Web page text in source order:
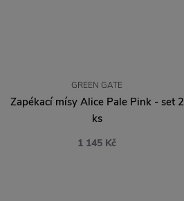
GREEN GATE
Zapékací mísy Alice Pale Pink - set 2
ks
1 145 Kč